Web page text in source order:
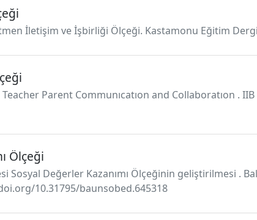
İletişim ve İşbirliği Ölçeği. Kastamonu Eğitim
Teacher Parent Communıcatıon and Collaboratıon .
Ölçeği
Sosyal Değerler Kazanımı Ölçeğinin geliştirilmesi .
10.31795/baunsobed.645318